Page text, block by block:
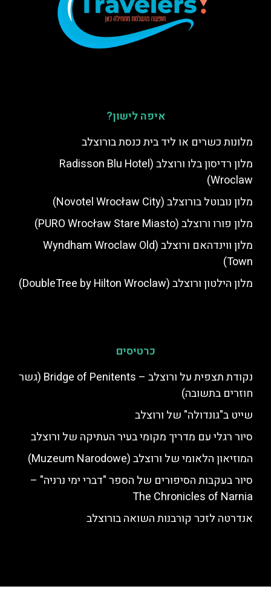
איפה לישון?
מלונות כשרים או ליד בית כנסת בורוצלב
מלון רדיסון בלו ורוצלב (Radisson Blu Hotel
Wroclaw)
מלון נובוטל בורוצלב (Novotel Wrocław City)
מלון פורו ורוצלב (PURO Wrocław Stare Miasto)
מלון ווינדהאם ורוצלב (Wyndham Wroclaw Old
Town)
מלון הילטון ורוצלב (DoubleTree by Hilton Wroclaw)
כרטיסים
נקודת תצפית על ורוצלב – Bridge of Penitents (גשר
חוזרים בתשובה)
שייט ב"גונדולה" של ורוצלב
סיור רגלי עם מדריך מקומי בעיר העתיקה של ורוצלב
המוזיאון הלאומי של ורוצלב (Muzeum Narodowe)
סיור בעקבות הסיפורים של הספר "דברי ימי נרניה" –
The Chronicles of Narnia
אנדרטה לזכר קורבנות השואה בורוצלב